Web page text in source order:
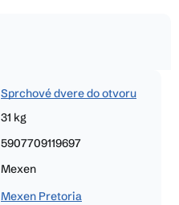
Sprchové dvere do otvoru
31 kg
5907709119697
Mexen
Mexen Pretoria